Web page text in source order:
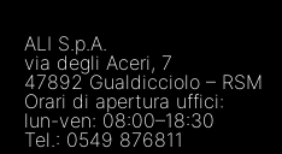
ALI S.p.A.
via degli Aceri, 7
47892 Gualdicciolo – RSM
Orari di apertura uffici:
lun-ven: 08:00–18:30
Tel.: 0549 876811